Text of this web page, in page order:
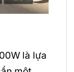
là lựa